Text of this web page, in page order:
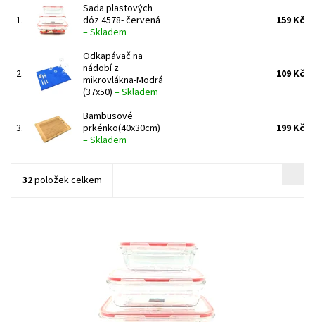
1.
Sada plastových
dóz 4578- červená
–Skladem
159 Kč
2.
Odkapávač na
nádobí z
mikrovlákna-Modrá
(37x50) –Skladem
109 Kč
3.
Bambusové
prkénko(40x30cm)
–Skladem
199 Kč
32položek celkem
Sada 3 ks plastových dóz na potraviny obdelníkový - Červená
Objem 370ml,640ml,1050ml Dózy jsou čiré z krystalitového lesku
nerozbité pevné a odolné
Skladem >5 ks